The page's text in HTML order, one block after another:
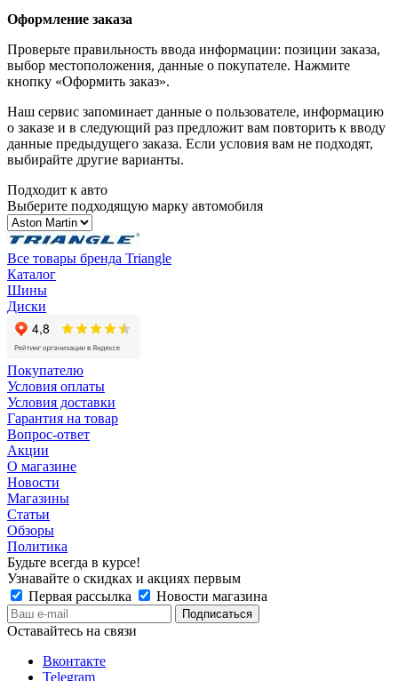
Оформление заказа
Проверьте правильность ввода информации: позиции заказа,
выбор местоположения, данные о покупателе. Нажмите
кнопку «Оформить заказ».
Наш сервис запоминает данные о пользователе, информацию
о заказе и в следующий раз предложит вам повторить к вводу
данные предыдущего заказа. Если условия вам не подходят,
выбирайте другие варианты.
Подходит к авто
Выберите подходящую марку автомобиля
Все товары бренда Triangle
Каталог
Шины
Диски
Покупателю
Условия оплаты
Условия доставки
Гарантия на товар
Вопрос-ответ
Акции
О магазине
Новости
Магазины
Статьи
Обзоры
Политика
Будьте всегда в курсе!
Узнавайте о скидках и акциях первым
Первая рассылка
Новости магазина
Оставайтесь на связи
Вконтакте
Telegram